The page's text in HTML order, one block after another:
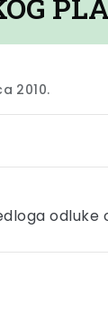
2010.
odluke